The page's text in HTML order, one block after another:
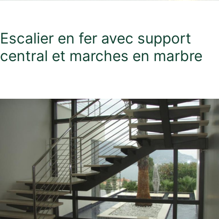
Escalier en fer avec support
central et marches en marbre